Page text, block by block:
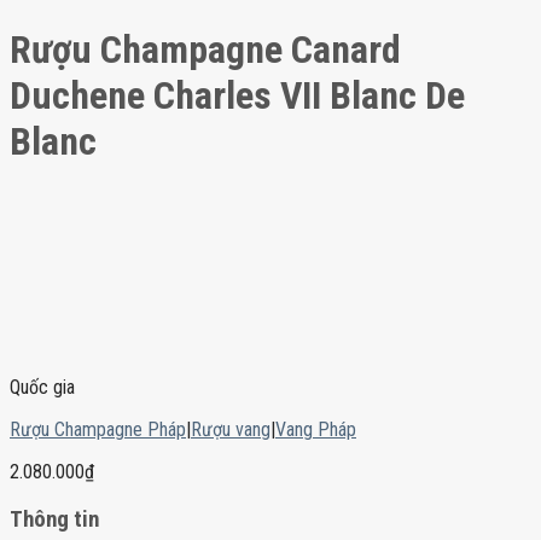
Rượu Champagne Canard
Duchene Charles VII Blanc De
Blanc
Quốc gia
Rượu Champagne Pháp|Rượu vang|Vang Pháp
2.080.000₫
Thông tin